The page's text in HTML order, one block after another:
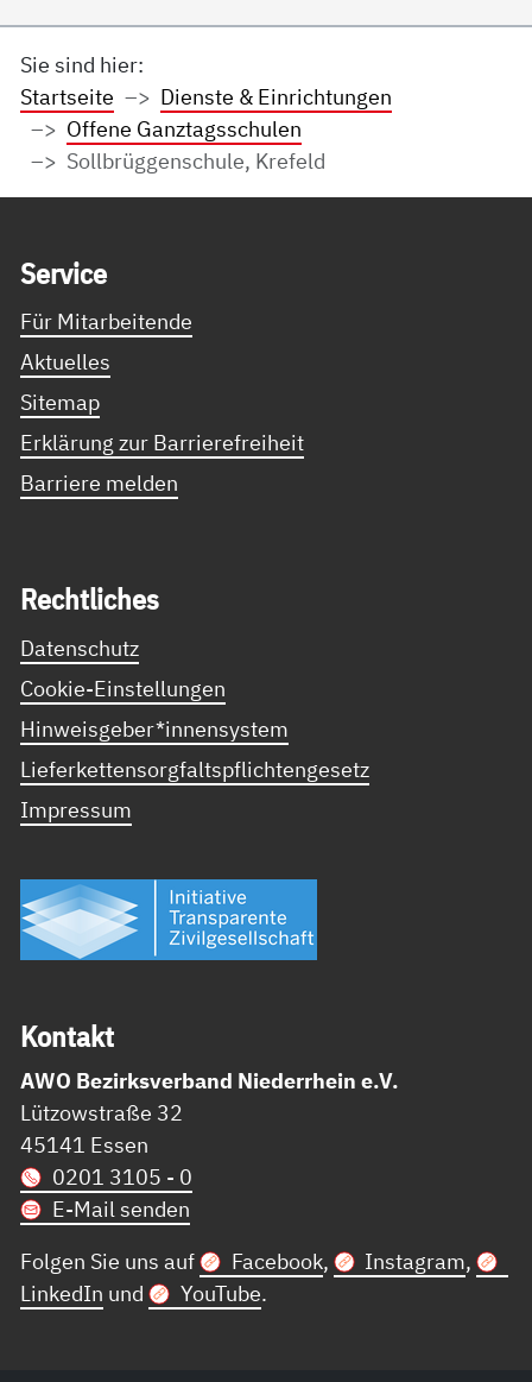
Sie sind hier:
Startseite
Dienste & Einrichtungen
Offene Ganztagsschulen
Sollbrüggenschule, Krefeld
Ser­vice
Für Mitarbeitende
Aktuelles
Sitemap
Erklärung zur Barrierefreiheit
Barriere melden
Recht­li­ches
Datenschutz
Cookie-Einstellungen
Hinweisgeber*innensystem
Lieferkettensorgfaltspflichtengesetz
Impressum
Kon­takt
AWO Bezirksverband Niederrhein e.V.
Lützowstraße 32
45141 Essen
0201 3105 - 0
E-Mail senden
Folgen Sie uns auf
Facebook, Instagram,
LinkedIn und YouTube.